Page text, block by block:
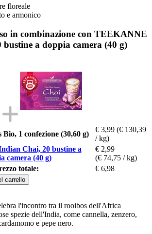
floreale
e armonico
in combinazione con TEEKANNE
a doppia camera (40 g)
Bio, 1 confezione (30,60 g)
€ 3,99 (€ 130,39
/ kg)
Chai, 20 bustine a
camera (40 g)
€ 2,99
(€ 74,75 / kg)
totale:
€ 6,98
carrello
l'incontro tra il rooibos dell'Africa
spezie dell'India, come cannella, zenzero,
e pepe nero.